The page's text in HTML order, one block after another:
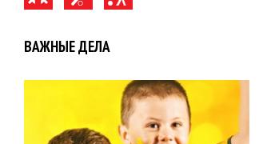
ВАЖНЫЕ ДЕЛА